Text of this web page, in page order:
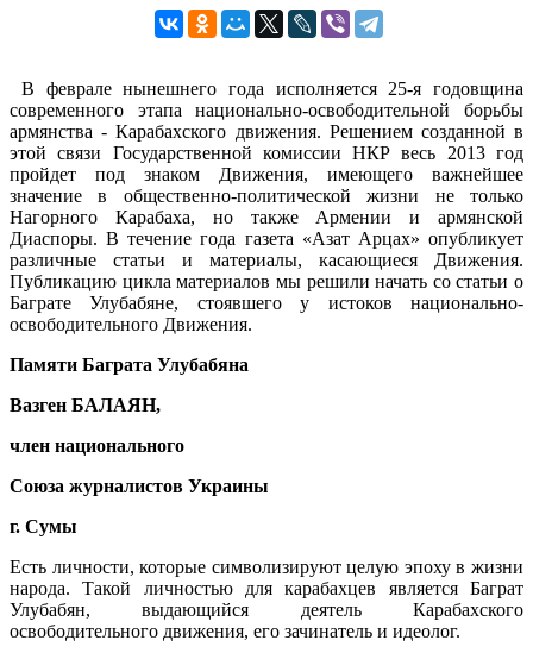
В феврале нынешнего года исполняется 25-я годовщина
современного этапа национально-освободительной борьбы
армянства - Карабахского движения. Решением созданной в
этой связи Государственной комиссии НКР весь 2013 год
пройдет под знаком Движения, имеющего важнейшее
значение в общественно-политической жизни не только
Нагорного Карабаха, но также Армении и армянской
Диаспоры. В течение года газета «Азат Арцах» опубликует
различные статьи и материалы, касающиеся Движения.
Публикацию цикла материалов мы решили начать со статьи о
Баграте Улубабяне, стоявшего у истоков национально-
освободительного Движения.
Памяти Баграта Улубабяна
Вазген БАЛАЯН,
член национального
Союза журналистов Украины
г. Сумы
Есть личности, которые символизируют целую эпоху в жизни
народа. Такой личностью для карабахцев является Баграт
Улубабян, выдающийся деятель Карабахского
освободительного движения, его зачинатель и идеолог.